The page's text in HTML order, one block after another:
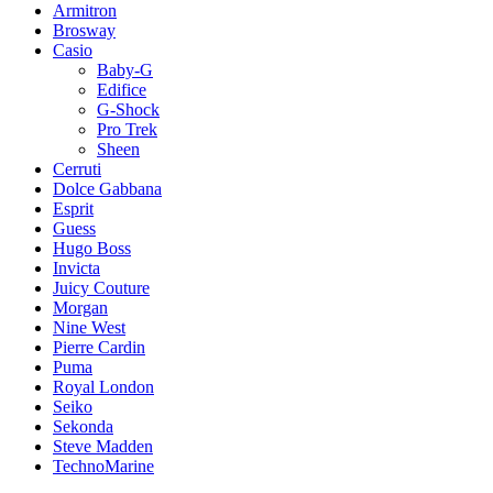
Armitron
Brosway
Casio
Baby-G
Edifice
G-Shock
Pro Trek
Sheen
Cerruti
Dolce Gabbana
Esprit
Guess
Hugo Boss
Invicta
Juicy Couture
Morgan
Nine West
Pierre Cardin
Puma
Royal London
Seiko
Sekonda
Steve Madden
TechnoMarine